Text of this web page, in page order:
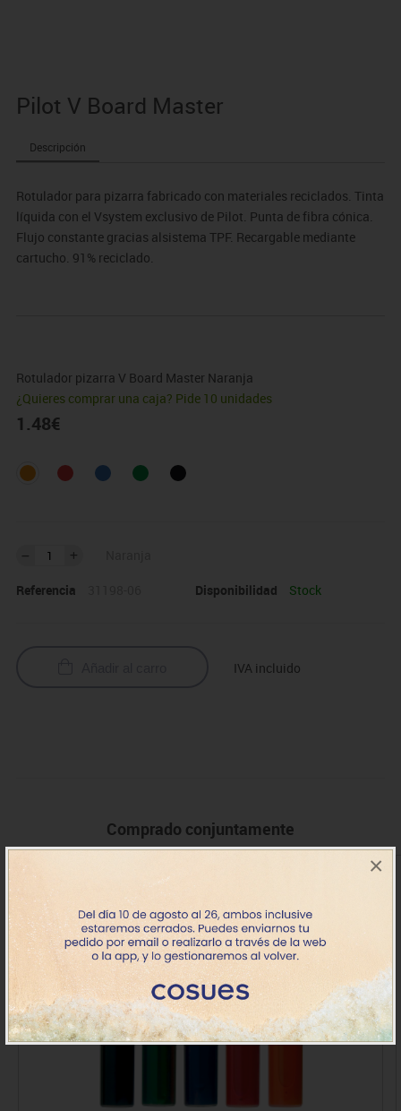
×
Pilot V Board Master
Descripción
Rotulador para pizarra fabricado con materiales reciclados. Tinta
líquida con el Vsystem exclusivo de Pilot. Punta de fibra cónica.
Flujo constante gracias alsistema TPF. Recargable mediante
cartucho. 91% reciclado.
Rotulador pizarra V Board Master Naranja
¿Quieres comprar una caja? Pide 10 unidades
1.48€
Referencia Disponibilidad Stock
IVA incluido
Comprado conjuntamente